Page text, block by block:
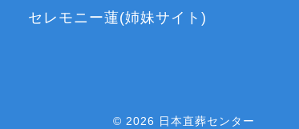
セレモニー蓮(姉妹サイト)
© 2026 日本直葬センター